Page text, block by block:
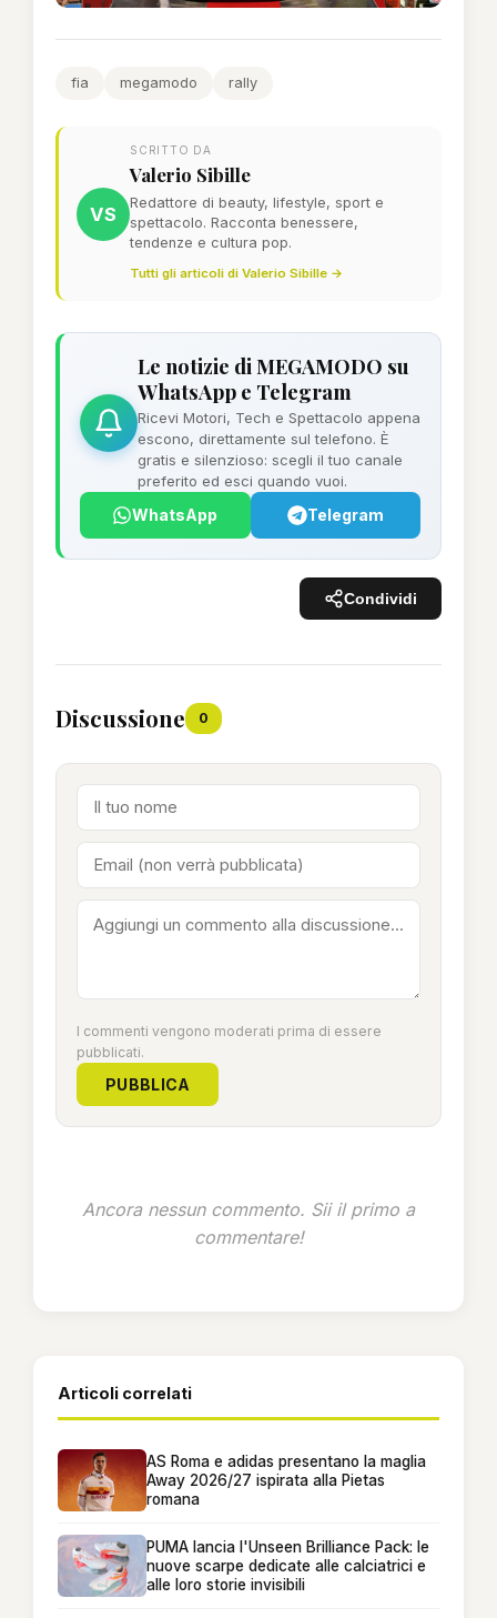
fia megamodo rally
VS
SCRITTO DA
Valerio Sibille
Redattore di beauty, lifestyle, sport e
spettacolo. Racconta benessere,
tendenze e cultura pop.
Tutti gli articoli di Valerio Sibille →
Le notizie di MEGAMODO su
WhatsApp e Telegram
Ricevi Motori, Tech e Spettacolo appena
escono, direttamente sul telefono. È
gratis e silenzioso: scegli il tuo canale
preferito ed esci quando vuoi.
WhatsApp Telegram
Condividi
Discussione 0
I commenti vengono moderati prima di essere
pubblicati.
PUBBLICA
Ancora nessun commento. Sii il primo a
commentare!
Articoli correlati
AS Roma e adidas presentano la maglia
Away 2026/27 ispirata alla Pietas
romana
PUMA lancia l'Unseen Brilliance Pack: le
nuove scarpe dedicate alle calciatrici e
alle loro storie invisibili